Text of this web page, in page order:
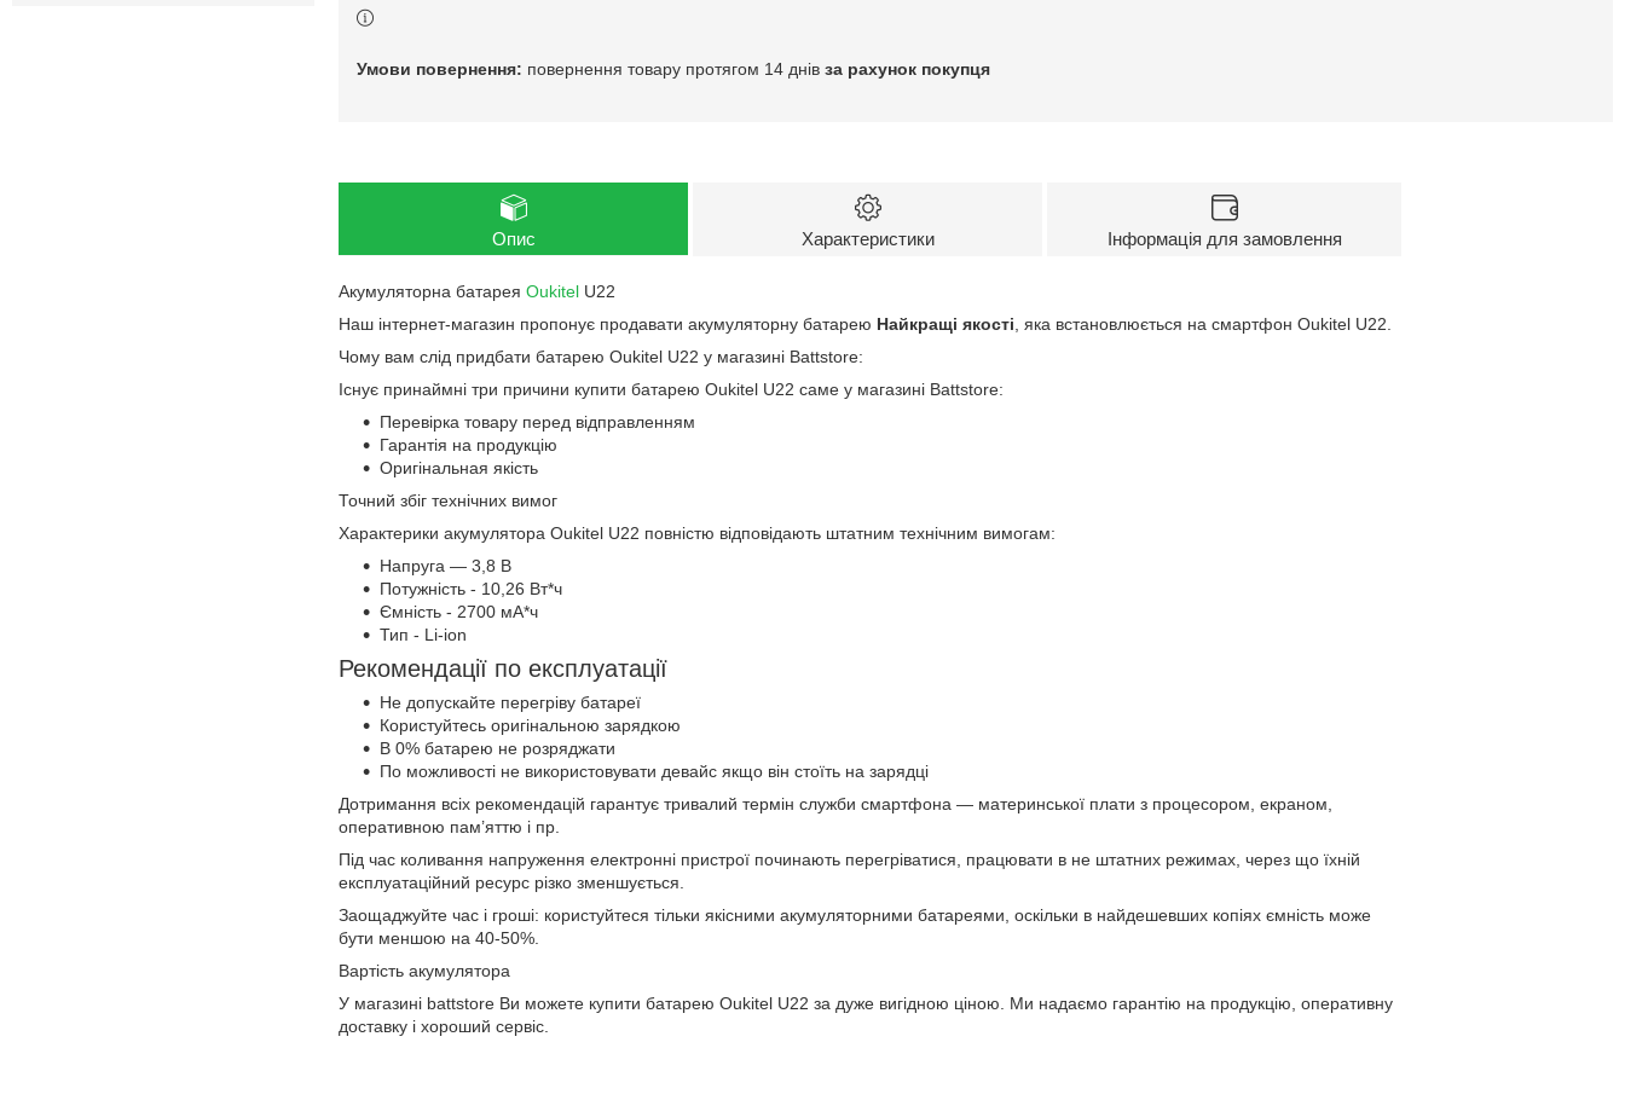
повернення товару протягом 14 днів за рахунок покупця
Опис Характеристики Інформація для замовлення
Акумуляторна батарея Oukitel U22
Наш інтернет-магазин пропонує продавати акумуляторну батарею Найкращі якості , яка встановлюється на смартфон Oukitel U22.
Чому вам слід придбати батарею Oukitel U22 у магазині Battstore:
Існує принаймні три причини купити батарею Oukitel U22 саме у магазині Battstore:
Перевірка товару перед відправленням
Гарантія на продукцію
Оригінальная якість
Точний збіг технічних вимог
Характерики акумулятора Oukitel U22 повністю відповідають штатним технічним вимогам:
Напруга — 3,8 В
Потужність - 10,26 Вт*ч
Ємність - 2700 мА*ч
Тип - Li-ion
Рекомендації по експлуатації
Не допускайте перегріву батареї
Користуйтесь оригінальною зарядкою
В 0% батарею не розряджати
По можливості не використовувати девайс якщо він стоїть на зарядці
Дотримання всіх рекомендацій гарантує тривалий термін служби смартфона — материнської плати з процесором, екраном,
оперативною пам’яттю і пр.
Під час коливання напруження електронні пристрої починають перегріватися, працювати в не штатних режимах, через що їхній
експлуатаційний ресурс різко зменшується.
Заощаджуйте час і гроші: користуйтеся тільки якісними акумуляторними батареями, оскільки в найдешевших копіях ємність може
бути меншою на 40-50%.
Вартість акумулятора
У магазині battstore Ви можете купити батарею Oukitel U22 за дуже вигідною ціною. Ми надаємо гарантію на продукцію, оперативну
доставку і хороший сервіс.